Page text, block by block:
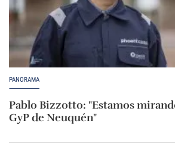
PANORAMA
Pablo Bizzotto: "Estamos
GyP de Neuquén"